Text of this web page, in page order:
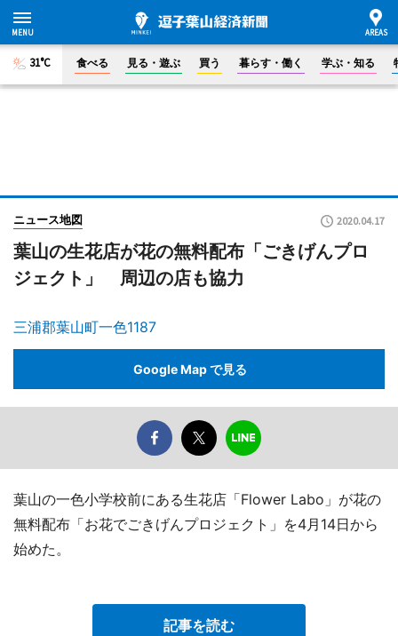
31°C 食べる 見る・遊ぶ 買う 暮らす・働く 学ぶ・知る
ニュース地図 2020.04.17
葉山の生花店が花の無料配布「ごきげんプロ
ジェクト」 周辺の店も協力
三浦郡葉山町一色1187
Google Map で見る
葉山の一色小学校前にある生花店「Flower Labo」が花の
無料配布「お花でごきげんプロジェクト」を4月14日から
始めた。
記事を読む